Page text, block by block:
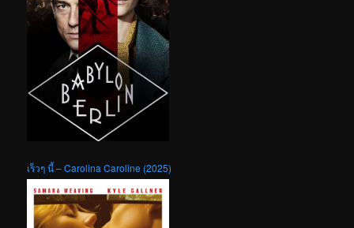
เร็วๆ นี้ – Carolina Caroline (2025)